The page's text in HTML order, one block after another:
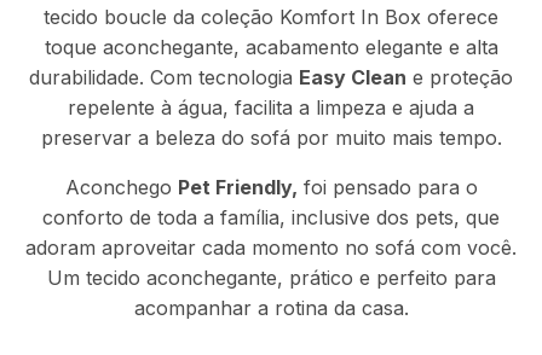
tecido boucle da coleção Komfort In Box oferece
toque aconchegante, acabamento elegante e alta
durabilidade. Com tecnologia Easy Clean e proteção
repelente à água, facilita a limpeza e ajuda a
preservar a beleza do sofá por muito mais tempo.
Aconchego Pet Friendly, foi pensado para o
conforto de toda a família, inclusive dos pets, que
adoram aproveitar cada momento no sofá com você.
Um tecido aconchegante, prático e perfeito para
acompanhar a rotina da casa.